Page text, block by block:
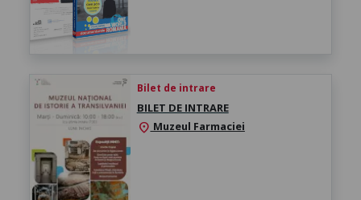
Bilet de intrare
BILET DE INTRARE
location_on Muzeul Farmaciei